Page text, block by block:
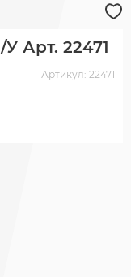
Арт. 22471
Артикул: 22471